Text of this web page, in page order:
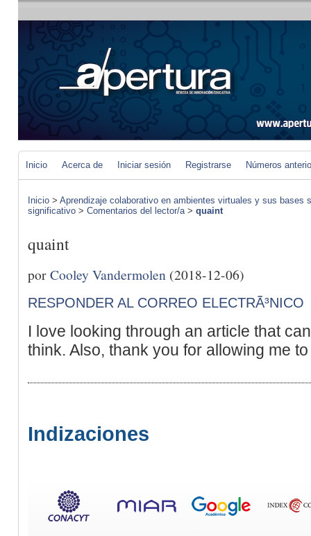
Inicio Acerca de Iniciar sesión Registrarse Números
Inicio > Aprendizaje colaborativo en ambientes virtuales y sus
significativo > Comentarios del lector/a> quaint
quaint
porCooley Vandermolen (2018-12-06)
RESPONDER AL CORREO ELECTRÃ³NICO
I love looking through an article that
think. Also, thank you for allowing me
Indizaciones